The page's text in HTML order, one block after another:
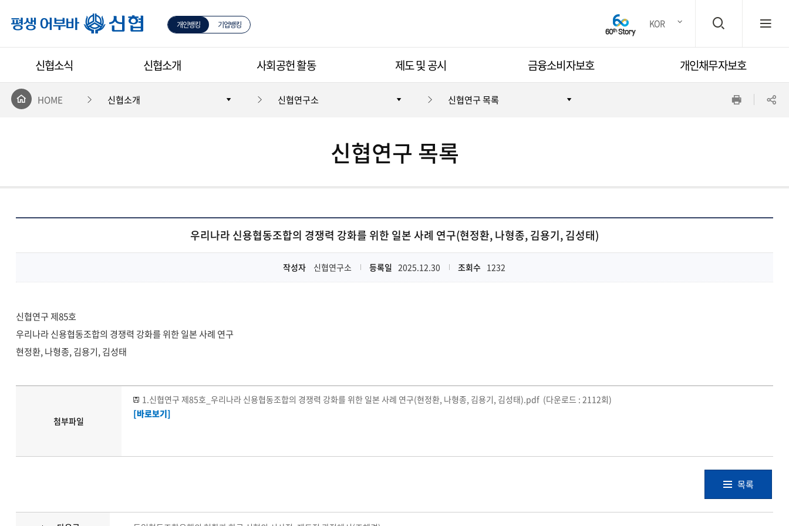
평생 어부바 신협 개인뱅킹 기업뱅킹
신협소식 신협소개 사회공헌 활동 제도 및 공시 금융소비자보호 개인채무자보호
KOR
색
기
HOME 신협소개 신협연구소 신협연구 목록 인
신협연구 목록
우리나라 신용협동조합의 경쟁력 강화를 위한 일본 사례 연구(현정환, 나형종, 김용기, 김성태)
작성자 신협연구소 등록일 2025.12.30 조회수 1232
신협연구 제85호
우리나라 신용협동조합의 경쟁력 강화를 위한 일본 사례 연구
현정환, 나형종, 김용기, 김성태
첨부파일
1.신협연구 제85호_우리나라 신용협동조합의 경쟁력 강화를 위한 일본 사례 연구(현정환, 나형종, 김용기, 김성태).pdf (다운로드 : 2112회)
[바로보기]
목록